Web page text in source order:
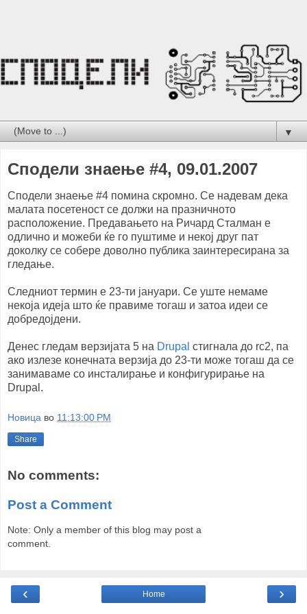
▼
Сподели знаење #4, 09.01.2007
Сподели знаење #4 помина скромно. Се надевам дека
малата посетеност се должи на празничното
расположение. Предавањето на Ричард Сталман е
одлично и можеби ќе го пуштиме и некој друг пат
доколку се собере доволно публика заинтересирана за
гледање.
Следниот термин е 23-ти јануари. Се уште немаме
некоја идеја што ќе правиме тогаш и затоа идеи се
добредојдени.
Денес гледам верзијата 5 на Drupal стигнала до rc2, па
ако излезе конечната верзија до 23-ти може тогаш да се
занимаваме со инсталирање и конфигурирање на
Drupal.
Новица во 11:13:00 PM
Share
No comments:
Post a Comment
Note: Only a member of this blog may post a
comment.
‹ ›
Home